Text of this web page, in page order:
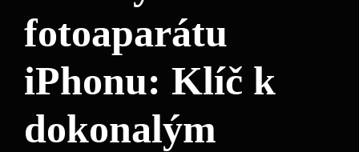
fotoaparátu
iPhonu: Klíč k
dokonalým